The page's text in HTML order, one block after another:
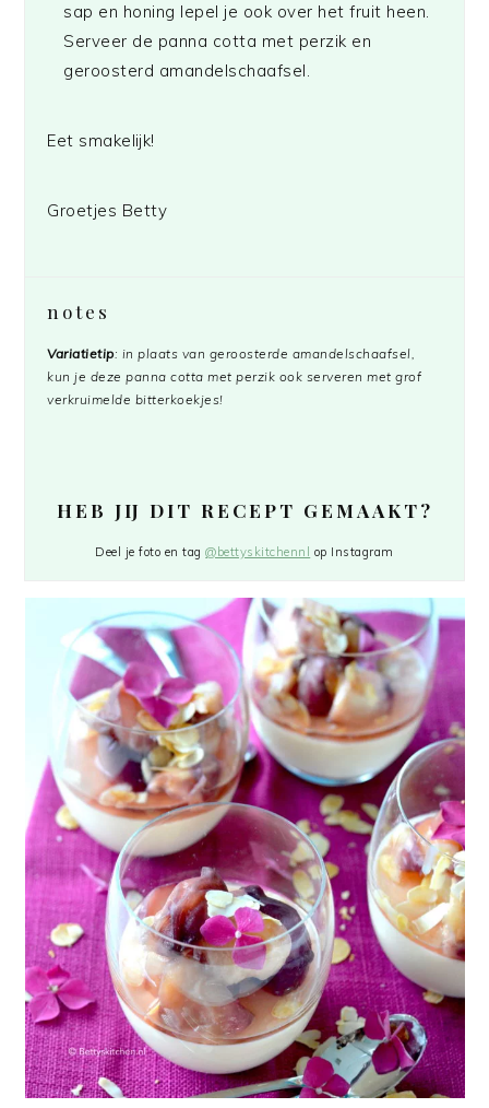
sap en honing lepel je ook over het fruit heen.
Serveer de panna cotta met perzik en
geroosterd amandelschaafsel.
Eet smakelijk!
Groetjes Betty
notes
Variatietip: in plaats van geroosterde amandelschaafsel,
kun je deze panna cotta met perzik ook serveren met grof
verkruimelde bitterkoekjes!
HEB JIJ DIT RECEPT GEMAAKT?
Deel je foto en tag@bettyskitchennl op Instagram